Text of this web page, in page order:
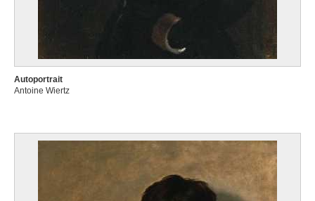
Autoportrait
Antoine Wiertz